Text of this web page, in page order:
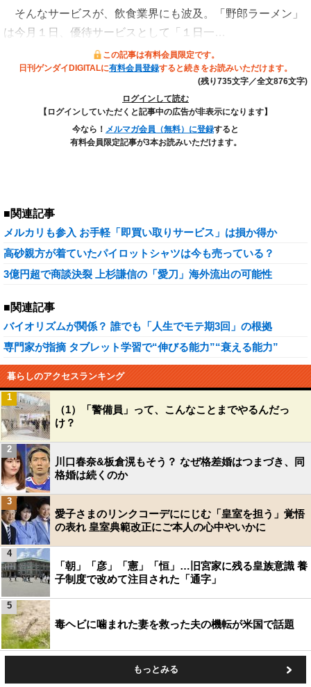
そんなサービスが、飲食業界にも波及。「野郎ラーメン」
は今月１日、優待サービスとして「１日一…
この記事は有料会員限定です。
日刊ゲンダイDIGITALに有料会員登録すると続きをお読みいただけます。
(残り735文字／全文876文字)
ログインして読む
【ログインしていただくと記事中の広告が非表示になります】
今なら！ メルマガ会員（無料）に登録すると
有料会員限定記事が3本お読みいただけます。
■関連記事
メルカリも参入 お手軽「即買い取りサービス」は損か得か
高砂親方が着ていたパイロットシャツは今も売っている？
3億円超で商談決裂 上杉謙信の「愛刀」海外流出の可能性
■関連記事
バイオリズムが関係？ 誰でも「人生でモテ期3回」の根拠
専門家が指摘 タブレット学習で“伸びる能力”“衰える能力”
暮らしのアクセスランキング
（1）「警備員」って、こんなことまでやるんだっ
け？
1
川口春奈&板倉滉もそう？ なぜ格差婚はつまづき、同
格婚は続くのか
2
愛子さまのリンクコーデににじむ「皇室を担う」覚悟
の表れ 皇室典範改正にご本人の心中やいかに
3
「朝」「彦」「憲」「恒」…旧宮家に残る皇族意識 養
子制度で改めて注目された「通字」
4
毒ヘビに噛まれた妻を救った夫の機転が米国で話題
5
もっとみる